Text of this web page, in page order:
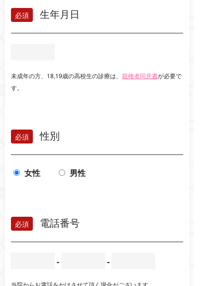
生年月日
未成年の方、18,19歳の高校生の診療は、 親権者同意書が必要で
す。
性別
女性 男性
電話番号
- -
当院からお電話をかけさせて頂く場合がございます。